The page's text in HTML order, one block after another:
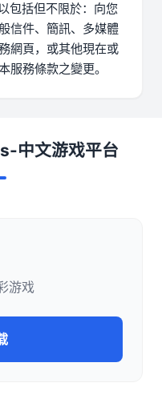
包括但不限於：向您
信件、簡訊、多媒體
網頁，或其他現在或
服務條款之變更。
中文游戏平台
游戏